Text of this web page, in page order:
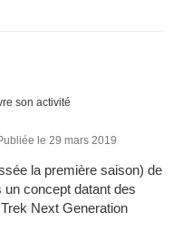
son activité
le 29 mars 2019
la première saison) de
concept datant des
Next Generation